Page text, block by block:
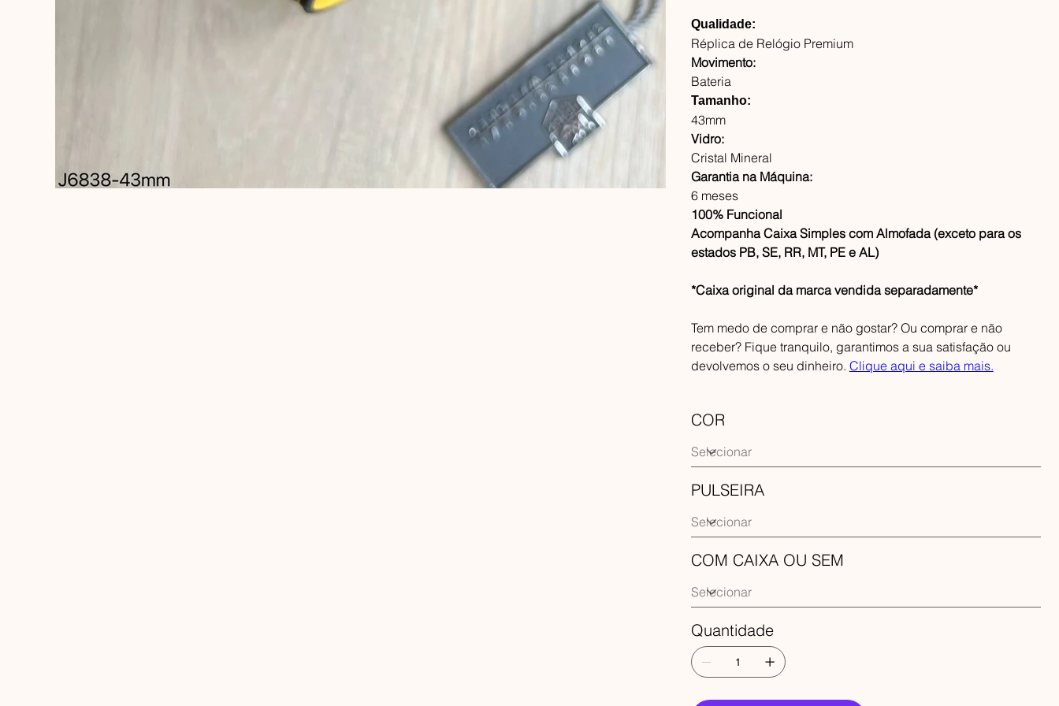
Qualidade:
Réplica de Relógio Premium
Movimento:
Bateria
Tamanho:
43mm
Vidro:
Cristal Mineral
Garantia na Máquina:
6 meses
100% Funcional
Acompanha Caixa Simples com Almofada (exceto para os
estados PB, SE, RR, MT, PE e AL)
*Caixa original da marca vendida separadamente*
Tem medo de comprar e não gostar? Ou comprar e não
receber? Fique tranquilo, garantimos a sua satisfação ou
devolvemos o seu dinheiro. Clique aqui e saiba mais.
COR
PULSEIRA
COM CAIXA OU SEM
Quantidade